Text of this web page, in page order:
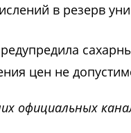
в резерв
цен не
официальных